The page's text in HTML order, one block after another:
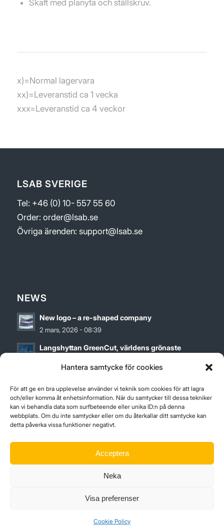
Hantera samtycke för cookies
För att ge en bra upplevelse använder vi teknik som cookies för att lagra
och/eller komma åt enhetsinformation. När du samtycker till dessa tekniker
kan vi behandla data som surfbeteende eller unika ID:n på denna
webbplats. Om du inte samtycker eller om du återkallar ditt samtycke kan
detta påverka vissa funktioner negativt.
Acceptera
Neka
Visa preferenser
Cookie Policy
Skaft med planyta och ställskruv.
x)=Normal lagervara
xx)=Leveranstid ca 1 vecka
xxx=Leveranstid ca 4 veckor
LSAB SVERIGE
Tel: +46 (0) 10- 557 55 60
Order: order@lsab.se
Övriga ärenden: support@lsab.se
NEWS
New logo – a re-shaped company
2 mars, 2026 - 08:39
Langshyttan GreenCut, världens grönaste
27 maj, 2024 - 12:00
Hållbarhetsrapport för 2023
12 april, 2024 - 09:01
ISO-CERTIFICATES